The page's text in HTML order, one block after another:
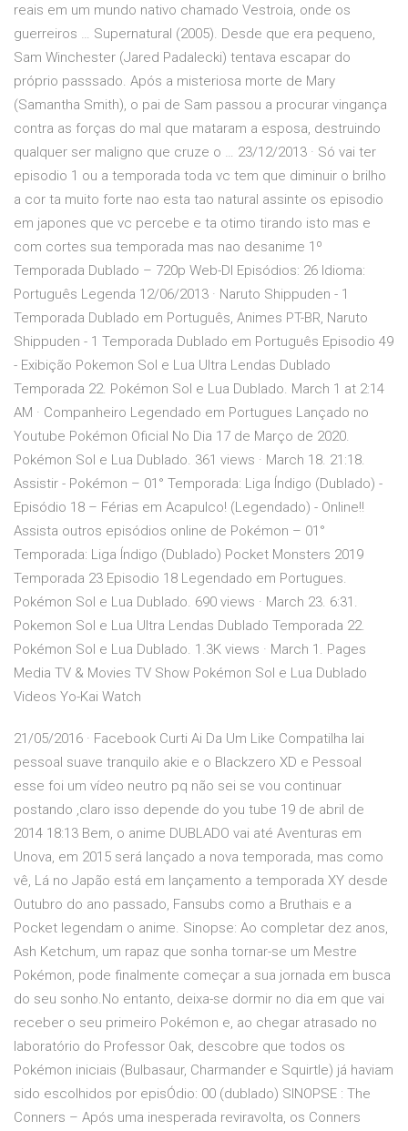
reais em um mundo nativo chamado Vestroia, onde os
guerreiros … Supernatural (2005). Desde que era pequeno,
Sam Winchester (Jared Padalecki) tentava escapar do
próprio passsado. Após a misteriosa morte de Mary
(Samantha Smith), o pai de Sam passou a procurar vingança
contra as forças do mal que mataram a esposa, destruindo
qualquer ser maligno que cruze o … 23/12/2013 · Só vai ter
episodio 1 ou a temporada toda vc tem que diminuir o brilho
a cor ta muito forte nao esta tao natural assinte os episodio
em japones que vc percebe e ta otimo tirando isto mas e
com cortes sua temporada mas nao desanime 1º
Temporada Dublado – 720p Web-Dl Episódios: 26 Idioma:
Português Legenda 12/06/2013 · Naruto Shippuden - 1
Temporada Dublado em Português, Animes PT-BR, Naruto
Shippuden - 1 Temporada Dublado em Português Episodio 49
- Exibição Pokemon Sol e Lua Ultra Lendas Dublado
Temporada 22. Pokémon Sol e Lua Dublado. March 1 at 2:14
AM · Companheiro Legendado em Portugues Lançado no
Youtube Pokémon Oficial No Dia 17 de Março de 2020.
Pokémon Sol e Lua Dublado. 361 views · March 18. 21:18.
Assistir - Pokémon – 01° Temporada: Liga Índigo (Dublado) -
Episódio 18 – Férias em Acapulco! (Legendado) - Online!!
Assista outros episódios online de Pokémon – 01°
Temporada: Liga Índigo (Dublado) Pocket Monsters 2019
Temporada 23 Episodio 18 Legendado em Portugues.
Pokémon Sol e Lua Dublado. 690 views · March 23. 6:31.
Pokemon Sol e Lua Ultra Lendas Dublado Temporada 22.
Pokémon Sol e Lua Dublado. 1.3K views · March 1. Pages
Media TV & Movies TV Show Pokémon Sol e Lua Dublado
Videos Yo-Kai Watch
21/05/2016 · Facebook Curti Ai Da Um Like Compatilha Iai
pessoal suave tranquilo akie e o Blackzero XD e Pessoal
esse foi um vídeo neutro pq não sei se vou continuar
postando ,claro isso depende do you tube 19 de abril de
2014 18:13 Bem, o anime DUBLADO vai até Aventuras em
Unova, em 2015 será lançado a nova temporada, mas como
vê, Lá no Japão está em lançamento a temporada XY desde
Outubro do ano passado, Fansubs como a Bruthais e a
Pocket legendam o anime. Sinopse: Ao completar dez anos,
Ash Ketchum, um rapaz que sonha tornar-se um Mestre
Pokémon, pode finalmente começar a sua jornada em busca
do seu sonho.No entanto, deixa-se dormir no dia em que vai
receber o seu primeiro Pokémon e, ao chegar atrasado no
laboratório do Professor Oak, descobre que todos os
Pokémon iniciais (Bulbasaur, Charmander e Squirtle) já haviam
sido escolhidos por episÓdio: 00 (dublado) SINOPSE : The
Conners – Após uma inesperada reviravolta, os Conners